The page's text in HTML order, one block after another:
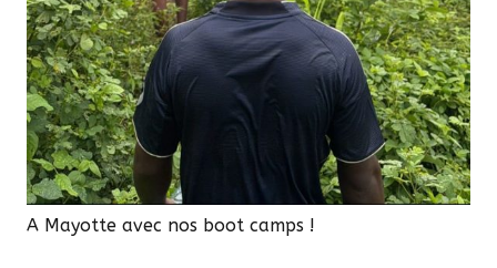
A Mayotte avec nos boot camps !